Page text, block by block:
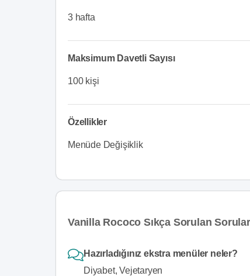
3 hafta
Maksimum Davetli Sayısı
100 kişi
Özellikler
Menüde Değişiklik
Vanilla Rococo Sıkça Sorulan Sorular
Hazırladığınız ekstra menüler neler?
Diyabet, Vejetaryen